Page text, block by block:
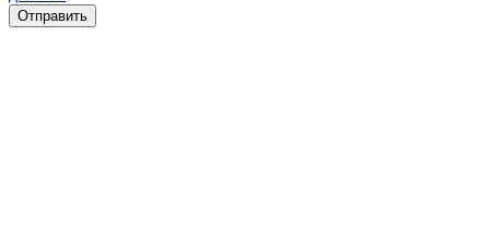
Отправить